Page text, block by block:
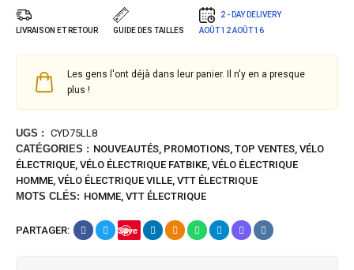
LIVRAISON ET RETOUR GUIDE DES TAILLES
2 - DAY DELIVERY
AOÛT 12AOÛT 16
Les gens l'ont déjà dans leur panier. Il n'y en a presque
plus !
UGS : CYD75LL8
CATÉGORIES : NOUVEAUTÉS, PROMOTIONS, TOP VENTES, VÉLO
ÉLECTRIQUE, VÉLO ÉLECTRIQUE FATBIKE, VÉLO ÉLECTRIQUE
HOMME, VÉLO ÉLECTRIQUE VILLE, VTT ÉLECTRIQUE
MOTS CLÉS: HOMME, VTT ÉLECTRIQUE
PARTAGER: Save